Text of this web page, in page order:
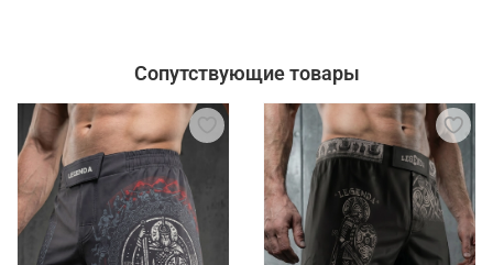
Сопутствующие товары